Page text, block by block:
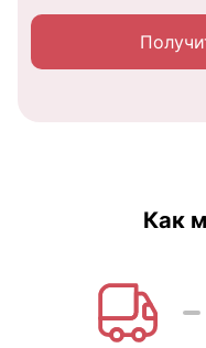
Как